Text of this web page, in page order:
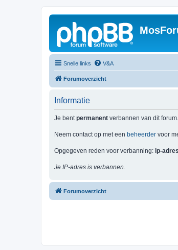
Snelle links V&A
Forumoverzicht
Informatie
Je bentpermanent verbannen van dit forum.
Neem contact op met een beheerder voor
Opgegeven reden voor verbanning: ip-
Je IP-adres is verbannen.
Forumoverzicht